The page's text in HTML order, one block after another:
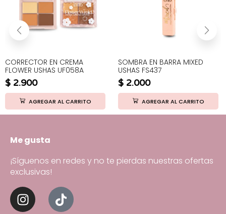
CORRECTOR EN CREMA
FLOWER USHAS UF058A
$ 2.900
AGREGAR AL CARRITO
SOMBRA EN BARRA MIXED
USHAS FS437
$ 2.000
AGREGAR AL CARRITO
Me gusta
¡Síguenos en redes y no te pierdas nuestras ofertas
exclusivas!